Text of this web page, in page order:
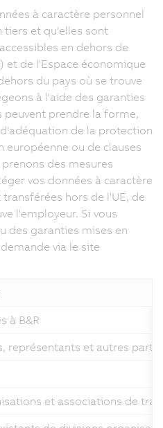
à caractère personnel
tiers et qu'elles sont
en dehors de
et de l'Espace économique
du pays où se trouve
à l'aide des garanties
peuvent prendre la forme,
de la protection
européenne ou de clauses
des mesures
vos données à caractère
hors de l'UE, de
l'employeur. Si vous
des garanties mises en
via le site
à B&R
représentants et autres
et associations de